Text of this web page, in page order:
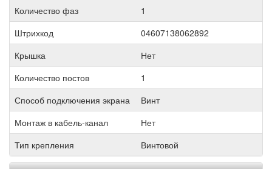
Количество фаз
1
Штрихкод
04607138062892
Крышка
Нет
Количество постов
1
Способ подключения экрана
Винт
Монтаж в кабель-канал
Нет
Тип крепления
Винтовой